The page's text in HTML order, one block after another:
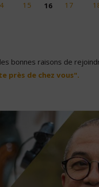
15 16 17
bonnes raisons de
près de chez vous".